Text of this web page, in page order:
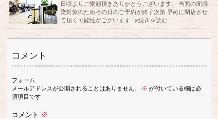
日頃よりご愛顧頂きありがとうございます。 当面の間感
染対策のためその日のご予約が終了次第 早めに閉店させ
て頂く可能性がございます...»続きを読む
コメント
フォーム
メールアドレスが公開されることはありません。
※ が付いている欄は必
須項目です
コメント ※